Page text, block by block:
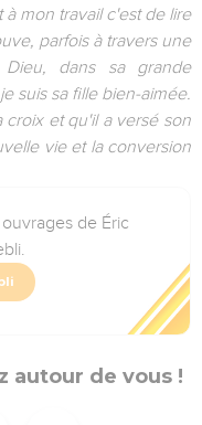
mon travail c'est de lire
parfois à travers une
dans sa grande
suis sa fille bien-aimée.
croix et qu'il a versé son
vie et la conversion
de Éric
autour de vous !